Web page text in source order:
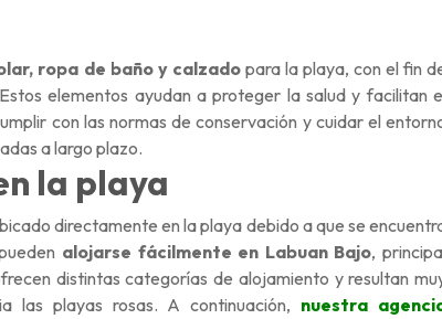
ropa de baño y calzadopara la playa, con el fin
elementos ayudan a proteger la salud y facilitan
con las normas de conservación y cuidar el
a largo plazo.
la playa
directamente en la playa debido a que se
alojarse fácilmente en Labuan Bajo,
distintas categorías de alojamiento y resultan
las playas rosas. A continuación, nuestra